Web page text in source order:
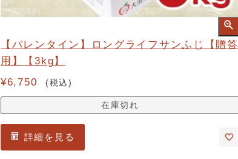
【バレンタイン】ロングライフサンふじ【贈答
用】【3kg】
¥6,750 税込
在庫切れ
詳細を見る